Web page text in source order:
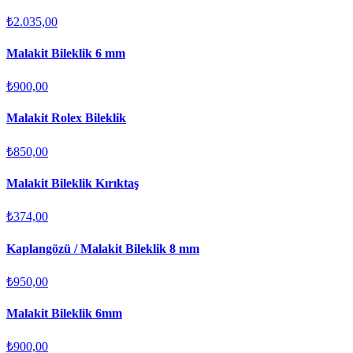
₺2.035,00
Malakit Bileklik 6 mm
₺900,00
Malakit Rolex Bileklik
₺850,00
Malakit Bileklik Kırıktaş
₺374,00
Kaplangözü / Malakit Bileklik 8 mm
₺950,00
Malakit Bileklik 6mm
₺900,00